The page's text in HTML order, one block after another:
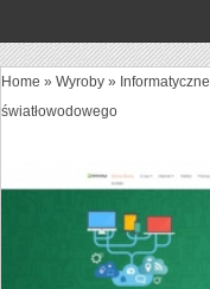
Home » Wyroby » Informatyczne
światłowodowego